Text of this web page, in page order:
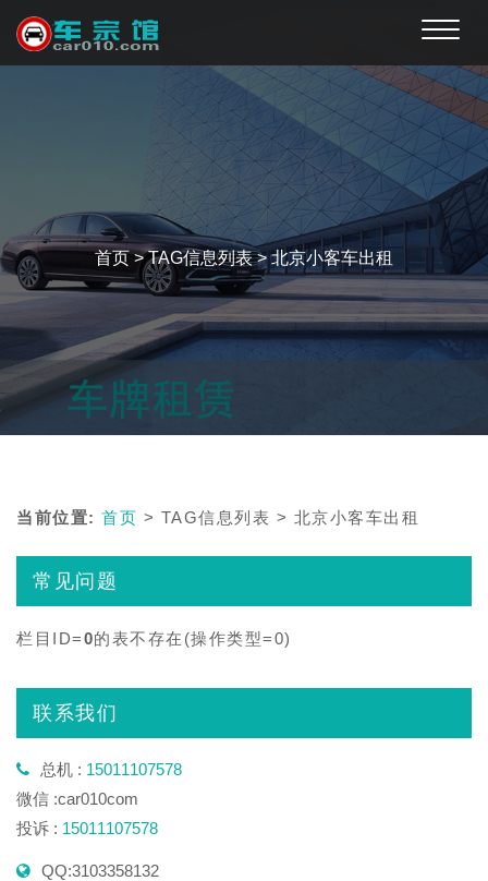
Toggle
首页> TAG信息列表 > 北京小客车出租
当前位置: 首页 > TAG信息列表 > 北京小客车出租
常见问题
栏目ID=0的表不存在(操作类型=0)
联系我们
总机 : 15011107578
微信 :car010com
投诉 : 15011107578
QQ:3103358132